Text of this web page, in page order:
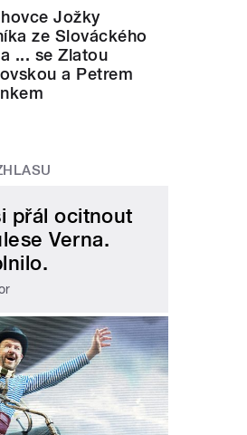
Jožky
ze Slováckého
... se Zlatou
a Petrem
přál ocitnout
Verna.